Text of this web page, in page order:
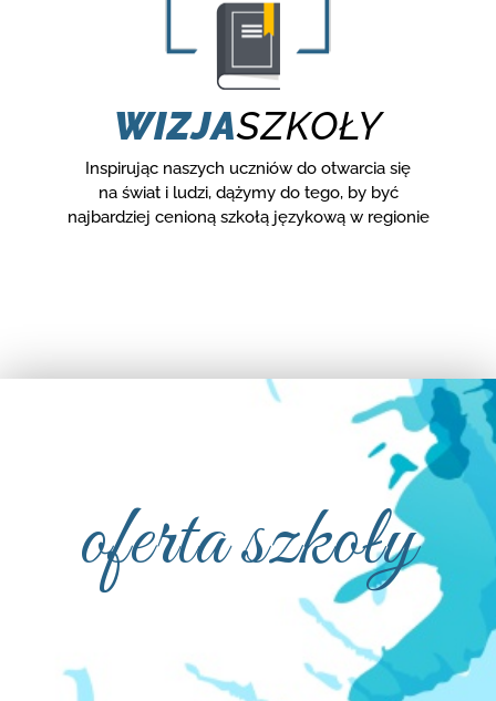
WIZJASZKOŁY
Inspirując naszych uczniów do otwarcia się
na świat i ludzi, dążymy do tego, by być
najbardziej cenioną szkołą językową w regionie
oferta szkoły